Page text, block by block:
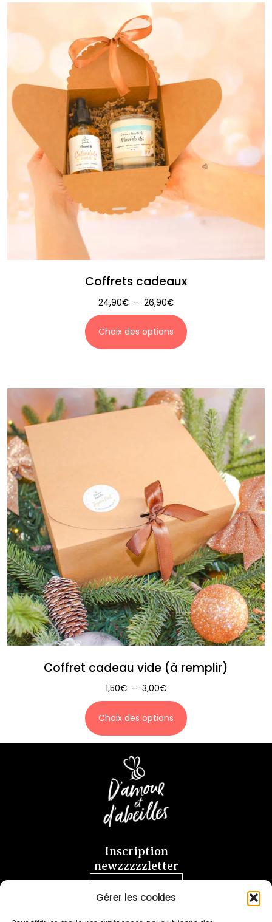
Gérer les cookies
Coffrets cadeaux
24,90€ – 26,90€
Choix des options
Coffret cadeau vide (à remplir)
1,50€ – 3,00€
Choix des options
Inscription
newzzzzzletter